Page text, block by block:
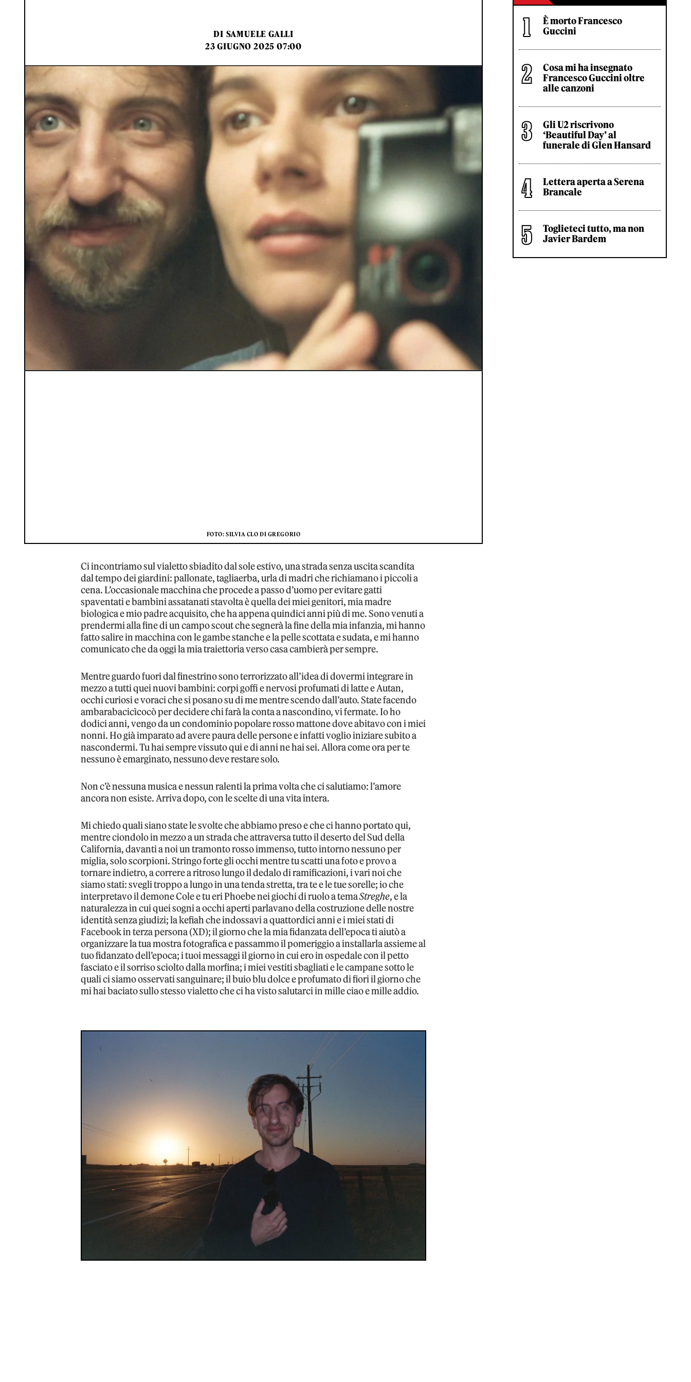
DI SAMUELE GALLI
23 GIUGNO 2025 07:00
FOTO: SILVIA CLO DI GREGORIO
Ci incontriamo sul vialetto sbiadito dal sole estivo, una strada senza uscita scandita
dal tempo dei giardini: pallonate, tagliaerba, urla di madri che richiamano i piccoli a
cena. L’occasionale macchina che procede a passo d’uomo per evitare gatti
spaventati e bambini assatanati stavolta è quella dei miei genitori, mia madre
biologica e mio padre acquisito, che ha appena quindici anni più di me. Sono venuti a
prendermi alla fine di un campo scout che segnerà la fine della mia infanzia, mi hanno
fatto salire in macchina con le gambe stanche e la pelle scottata e sudata, e mi hanno
comunicato che da oggi la mia traiettoria verso casa cambierà per sempre.
Mentre guardo fuori dal finestrino sono terrorizzato all’idea di dovermi integrare in
mezzo a tutti quei nuovi bambini: corpi goffi e nervosi profumati di latte e Autan,
occhi curiosi e voraci che si posano su di me mentre scendo dall’auto. State facendo
ambarabacicìcocò per decidere chi farà la conta a nascondino, vi fermate. Io ho
dodici anni, vengo da un condominio popolare rosso mattone dove abitavo con i miei
nonni. Ho già imparato ad avere paura delle persone e infatti voglio iniziare subito a
nascondermi. Tu hai sempre vissuto qui e di anni ne hai sei. Allora come ora per te
nessuno è emarginato, nessuno deve restare solo.
Non c’è nessuna musica e nessun ralenti la prima volta che ci salutiamo: l’amore
ancora non esiste. Arriva dopo, con le scelte di una vita intera.
Mi chiedo quali siano state le svolte che abbiamo preso e che ci hanno portato qui,
mentre ciondolo in mezzo a un strada che attraversa tutto il deserto del Sud della
California, davanti a noi un tramonto rosso immenso, tutto intorno nessuno per
miglia, solo scorpioni. Stringo forte gli occhi mentre tu scatti una foto e provo a
tornare indietro, a correre a ritroso lungo il dedalo di ramificazioni, i vari noi che
siamo stati: svegli troppo a lungo in una tenda stretta, tra te e le tue sorelle; io che
interpretavo il demone Cole e tu eri Phoebe nei giochi di ruolo a temaStreghe, e la
naturalezza in cui quei sogni a occhi aperti parlavano della costruzione delle nostre
identità senza giudizi; la kefiah che indossavi a quattordici anni e i miei stati di
Facebook in terza persona (XD); il giorno che la mia fidanzata dell’epoca ti aiutò a
organizzare la tua mostra fotografica e passammo il pomeriggio a installarla assieme al
tuo fidanzato dell’epoca; i tuoi messaggi il giorno in cui ero in ospedale con il petto
fasciato e il sorriso sciolto dalla morfina; i miei vestiti sbagliati e le campane sotto le
quali ci siamo osservati sanguinare; il buio blu dolce e profumato di fiori il giorno che
mi hai baciato sullo stesso vialetto che ci ha visto salutarci in mille ciao e mille addio.
È morto Francesco
Guccini
Cosa mi ha insegnato
Francesco Guccini oltre
alle canzoni
Gli U2 riscrivono
‘Beautiful Day’ al
funerale di Glen Hansard
Lettera aperta a Serena
Brancale
Toglieteci tutto, ma non
Javier Bardem